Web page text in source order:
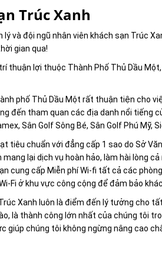
Trúc Xanh
lý và đội ngũ nhân viên khách sạn Trúc
gian qua!
thuận lợi thuộc Thành Phố Thủ Dầu
phố Thủ Dầu Một rất thuận tiện cho
đến tham quan các địa danh nổi tiếng
Sân Golf Sông Bé, Sân Golf Phú Mỹ,
tiêu chuẩn với đẳng cấp 1 sao do Sở
mang lại dịch vụ hoàn hảo, làm hài lòng
cung cấp Miễn phí Wi-fi tất cả các
Fi ở khu vực công cộng để đảm bảo
Xanh luôn là điểm đến lý tưởng cho
là thành công lớn nhất của chúng tôi
giúp chúng tôi không ngừng nâng cao